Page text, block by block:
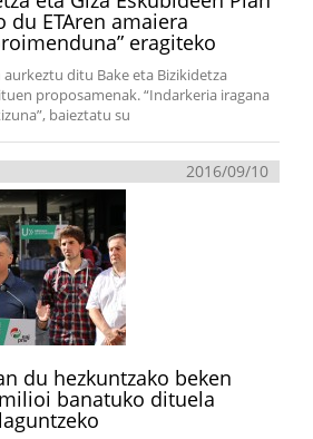
ETAren amaiera
eragiteko
ditu Bake eta Bizikidetza
proposamenak. “Indarkeria iragana
baieztatu su
2016/09/10
du hezkuntzako beken
banatuko dituela